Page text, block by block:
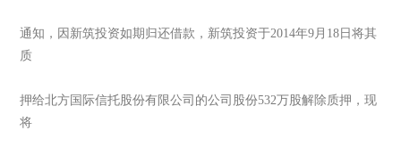
通知，因新筑投资如期归还借款，新筑投资于2014年9月18日将其
质
押给北方国际信托股份有限公司的公司股份532万股解除质押，现
将